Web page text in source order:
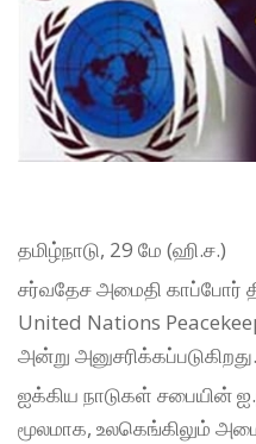
தமிழ்நாடு, 29 மே (ஹி.ச.)
சர்வதேச அமைதி காப்போர்
United Nations
அன்று அனுசரிக்கப்படுகிறது.
ஐக்கிய நாடுகள் சபையின்
மூலமாக, உலகெங்கிலும்